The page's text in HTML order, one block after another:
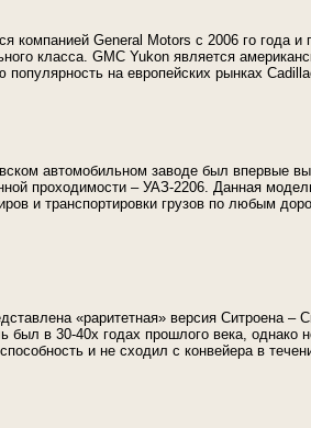
компанией General Motors с 2006 го года и
класса. GMC Yukon является
популярность на европейских рынках
автомобильном заводе был впервые
проходимости – УАЗ-2206. Данная
и транспортировки грузов по любым
«раритетная» версия Ситроена –
был в 30-40х годах прошлого века, однако
и не сходил с конвейера в